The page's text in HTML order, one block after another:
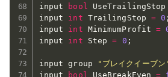
input
bool
input int TrailingStop = 0 ;
input int MinimumProfit =
input int Step = 0 ;
input group "ブレイクイーブン
input
bool UseBreakEven =